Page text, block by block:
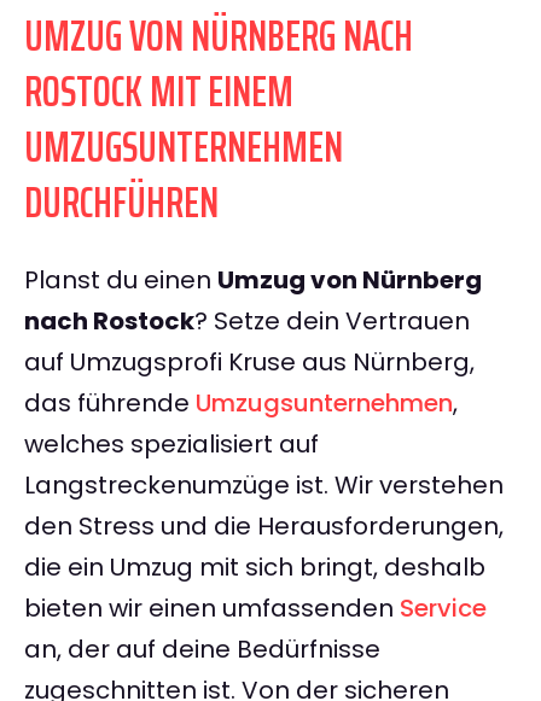
UMZUG VON NÜRNBERG NACH
ROSTOCK MIT EINEM
UMZUGSUNTERNEHMEN
DURCHFÜHREN
Planst du einen Umzug von Nürnberg
nach Rostock? Setze dein Vertrauen
auf Umzugsprofi Kruse aus Nürnberg,
das führende Umzugsunternehmen,
welches spezialisiert auf
Langstreckenumzüge ist. Wir verstehen
den Stress und die Herausforderungen,
die ein Umzug mit sich bringt, deshalb
bieten wir einen umfassenden Service
an, der auf deine Bedürfnisse
zugeschnitten ist. Von der sicheren